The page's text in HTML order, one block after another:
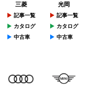
三菱
記事一覧
カタログ
中古車
光岡
記事一覧
カタログ
中古車